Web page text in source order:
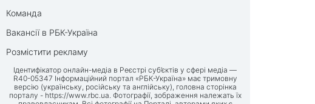
Команда
Вакансії в РБК-Україна
Розмістити рекламу
Ідентифікатор онлайн-медіа в Реєстрі суб’єктів у сфері медіа —
R40-05347 Інформаційний портал «РБК-Україна» має тримовну
версію (українську, російську та англійську), головна сторінка
порталу - https://www.rbc.ua. Фотографії, зображення належать їх